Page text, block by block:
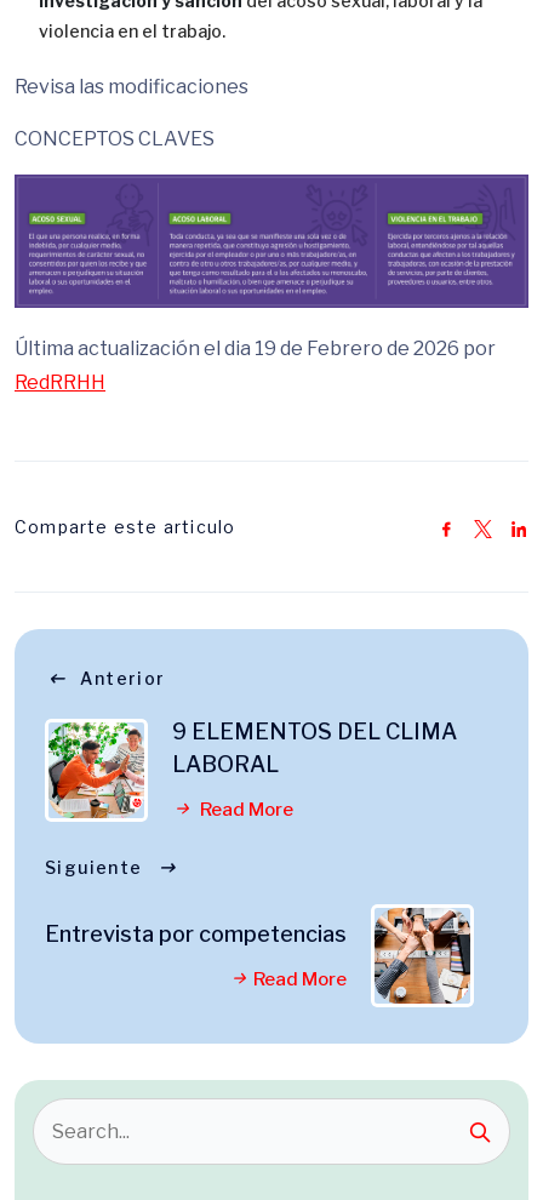
violencia en el trabajo.
Revisa las modificaciones
CONCEPTOS CLAVES
Última actualización el dia 19 de Febrero de 2026 por
RedRRHH
Comparte este articulo
Anterior
9 ELEMENTOS DEL CLIMA
LABORAL
Read More
Siguiente
Entrevista por competencias
Read More